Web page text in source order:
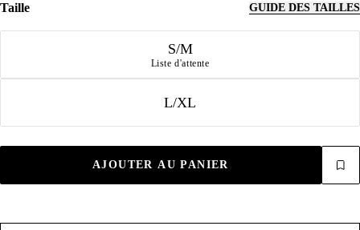
Taille GUIDE DES TAILLES
S/M
Liste d'attente
L/XL
AJOUTER AU PANIER